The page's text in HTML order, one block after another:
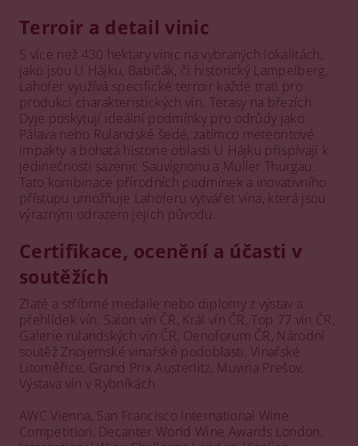
Terroir a detail vinic
S více než 430 hektary vinic na vybraných lokalitách,
jako jsou U Hájku, Babičák, či historický Lampelberg,
Lahofer využívá specifické terroir každé trati pro
produkci charakteristických vín. Terasy na březích
Dyje poskytují ideální podmínky pro odrůdy jako
Pálava nebo Rulandské šedé, zatímco meteoritové
impakty a bohatá historie oblasti U Hájku přispívají k
jedinečnosti sazenic Sauvignonu a Müller Thurgau.
Tato kombinace přírodních podmínek a inovativního
přístupu umožňuje Lahoferu vytvářet vína, která jsou
výrazným odrazem jejich původu.
Certifikace, ocenění a účasti v
soutěžích
Zlaté a stříbrné medaile nebo diplomy z výstav a
přehlídek vín: Salon vín ČR, Král vín ČR, Top 77 vín ČR,
Galerie rulandských vín ČR, Oenoforum ČR, Národní
soutěž Znojemské vinařské podoblasti, Vinařské
Litoměřice, Grand Prix Austerlitz, Muvina Prešov,
Výstava vín v Rybníkách.
AWC Vienna, San Francisco International Wine
Competition, Decanter World Wine Awards London,